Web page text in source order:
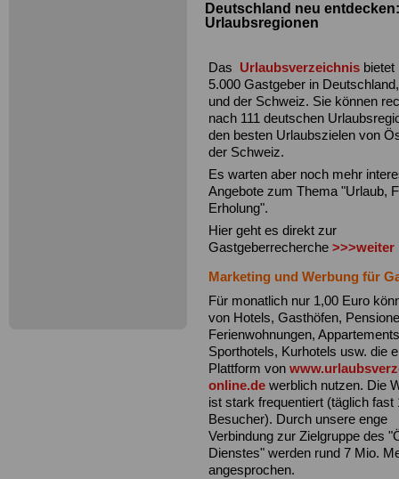
Deutschland neu
Urlaubsregionen
Das Urlaubsverzeichnis bietet
5.000 Gastgeber in
und der Schweiz. Sie können
nach 111 deutschen
den besten Urlaubszielen von
der Schweiz.
Es warten aber noch mehr
Angebote zum Thema "Urlaub,
Erholung".
Hier geht es direkt zur
Gastgeberrecherche >>>weiter
Marketing und Werbung für
Für monatlich nur 1,00 Euro
von Hotels, Gasthöfen,
Ferienwohnungen,
Sporthotels, Kurhotels usw. die
Plattform von
online.de werblich nutzen. Die
ist stark frequentiert (täglich fast
Besucher). Durch unsere enge
Verbindung zur Zielgruppe des
Dienstes" werden rund 7 Mio.
angesprochen.